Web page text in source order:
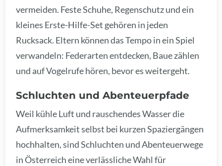
vermeiden. Feste Schuhe, Regenschutz und ein
kleines Erste-Hilfe-Set gehören in jeden
Rucksack. Eltern können das Tempo in ein Spiel
verwandeln: Federarten entdecken, Baue zählen
und auf Vogelrufe hören, bevor es weitergeht.
Schluchten und Abenteuerpfade
Weil kühle Luft und rauschendes Wasser die
Aufmerksamkeit selbst bei kurzen Spaziergängen
hochhalten, sind Schluchten und Abenteuerwege
in Österreich eine verlässliche Wahl für